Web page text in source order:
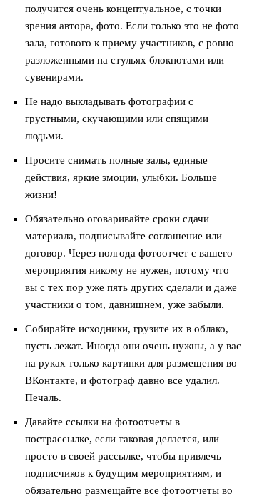
получится очень концептуальное, с точки
зрения автора, фото. Если только это не фото
зала, готового к приему участников, с ровно
разложенными на стульях блокнотами или
сувенирами.
Не надо выкладывать фотографии с
грустными, скучающими или спящими
людьми.
Просите снимать полные залы, единые
действия, яркие эмоции, улыбки. Больше
жизни!
Обязательно оговаривайте сроки сдачи
материала, подписывайте соглашение или
договор. Через полгода фотоотчет с вашего
мероприятия никому не нужен, потому что
вы с тех пор уже пять других сделали и даже
участники о том, давнишнем, уже забыли.
Собирайте исходники, грузите их в облако,
пусть лежат. Иногда они очень нужны, а у вас
на руках только картинки для размещения во
ВКонтакте, и фотограф давно все удалил.
Печаль.
Давайте ссылки на фотоотчеты в
пострассылке, если таковая делается, или
просто в своей рассылке, чтобы привлечь
подписчиков к будущим мероприятиям, и
обязательно размещайте все фотоотчеты во